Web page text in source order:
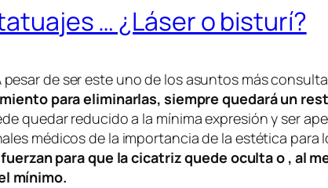
… ¿Láser o bisturí?
pesar de ser este uno de los asuntos más
para eliminarlas, siempre quedará un
quedar reducido a la mínima expresión y ser
médicos de la importancia de la estética
para que la cicatriz quede oculta o , al
mínimo.